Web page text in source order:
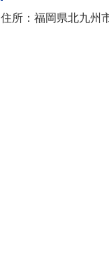
住所：福岡県北九州